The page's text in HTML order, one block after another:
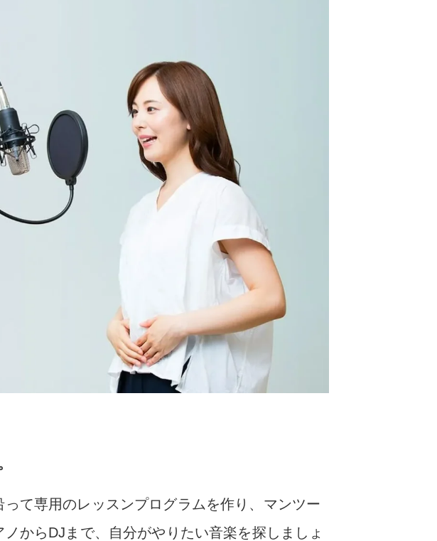
て専用のレッスンプログラムを作り、マンツー
からDJまで、自分がやりたい音楽を探しましょ